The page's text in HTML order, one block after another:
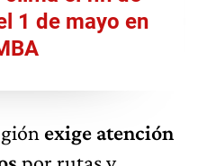
1 de mayo en
exige atención